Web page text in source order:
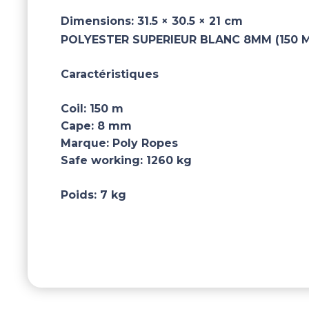
Dimensions: 31.5 × 30.5 × 21 cm
POLYESTER SUPERIEUR BLANC 8MM (150
Caractéristiques
Coil: 150 m
Cape: 8 mm
Marque: Poly Ropes
Safe working: 1260 kg
Poids: 7 kg